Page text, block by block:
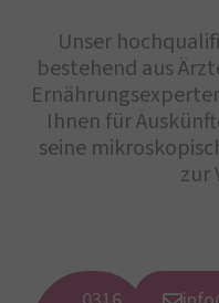
Unser
bestehend aus
Ihnen für
seine
zur